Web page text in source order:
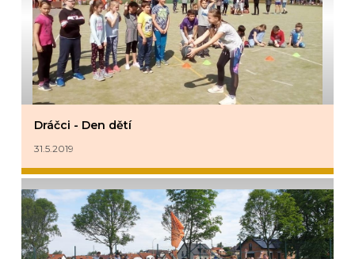
Dráčci - Den dětí
31.5.2019